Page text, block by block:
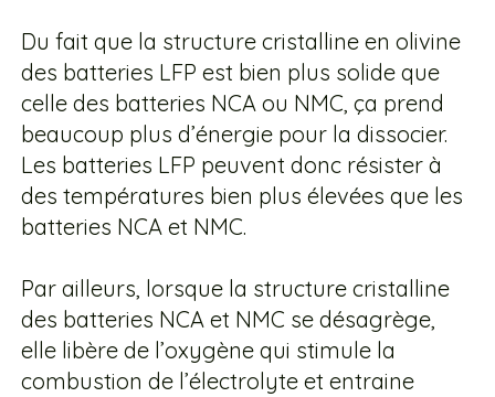
Du fait que la structure cristalline en olivine
des batteries LFP est bien plus solide que
celle des batteries NCA ou NMC, ça prend
beaucoup plus d’énergie pour la dissocier.
Les batteries LFP peuvent donc résister à
des températures bien plus élevées que les
batteries NCA et NMC.
Par ailleurs, lorsque la structure cristalline
des batteries NCA et NMC se désagrège,
elle libère de l’oxygène qui stimule la
combustion de l’électrolyte et entraine